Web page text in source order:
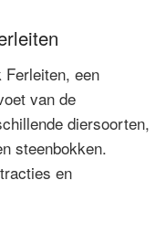
een
van de
diersoorten,
steenbokken.
en